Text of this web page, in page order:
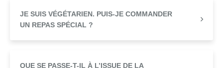
JE SUIS VÉGÉTARIEN. PUIS-JE COMMANDER
UN REPAS SPÉCIAL ?
QUE SE PASSE-T-IL À L’ISSUE DE LA